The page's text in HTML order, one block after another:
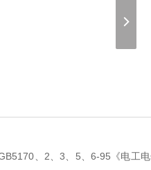
、2、3、5、6-95《电工